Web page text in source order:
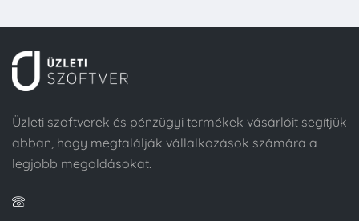
Üzleti szoftverek és pénzügyi termékek vásárlóit segítjük
abban, hogy megtalálják vállalkozások számára a
legjobb megoldásokat.